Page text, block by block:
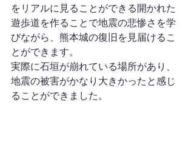
をリアルに見ることができる開かれた
遊歩道を作ることで地震の悲惨さを学
びながら、熊本城の復旧を見届けるこ
とができます。
実際に石垣が崩れている場所があり、
地震の被害がかなり大きかったと感じ
ることができました。